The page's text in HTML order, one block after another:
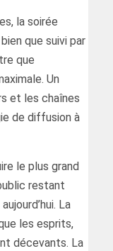
la soirée
que suivi par
que
Un
et les chaînes
de diffusion à
le plus grand
restant
La
les esprits,
décevants. La